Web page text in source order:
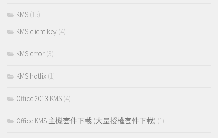
KMS (15)
KMS client key (4)
KMS error (3)
KMS hotfix (1)
Office 2013 KMS (4)
Office KMS 主機套件下載 (大量授權套件下載) (1)